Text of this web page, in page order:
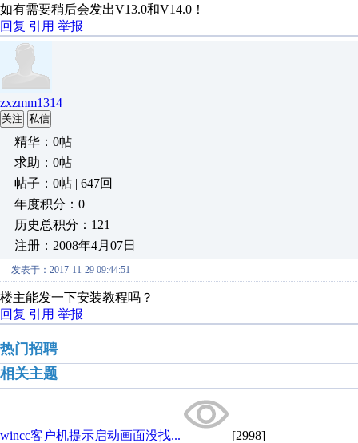
如有需要稍后会发出V13.0和V14.0！
回复 引用 举报
zxzmm1314
关注 私信
精华：0帖
求助：0帖
帖子：0帖 | 647回
年度积分：0
历史总积分：121
注册：2008年4月07日
发表于：2017-11-29 09:44:51
楼主能发一下安装教程吗？
回复 引用 举报
热门招聘
相关主题
wincc客户机提示启动画面没找... [2998]